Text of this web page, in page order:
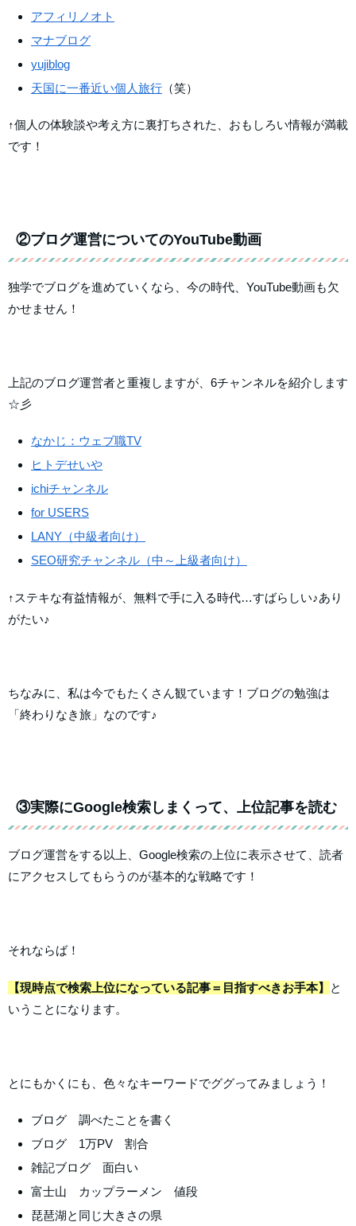
アフィリノオト
マナブログ
yujiblog
天国に一番近い個人旅行 （笑）
↑個人の体験談や考え方に裏打ちされた、おもしろい情報が満載
です！
②ブログ運営についてのYouTube動画
独学でブログを進めていくなら、今の時代、YouTube動画も欠
かせません！
上記のブログ運営者と重複しますが、6チャンネルを紹介します
☆彡
なかじ：ウェブ職TV
ヒトデせいや
ichiチャンネル
for USERS
LANY（中級者向け）
SEO研究チャンネル（中～上級者向け）
↑ステキな有益情報が、無料で手に入る時代…すばらしい♪あり
がたい♪
ちなみに、私は今でもたくさん観ています！ブログの勉強は
「終わりなき旅」なのです♪
③実際にGoogle検索しまくって、上位記事を読む
ブログ運営をする以上、Google検索の上位に表示させて、読者
にアクセスしてもらうのが基本的な戦略です！
それならば！
【現時点で検索上位になっている記事＝目指すべきお手本】
と
いうことになります。
とにもかくにも、色々なキーワードでググってみましょう！
ブログ 調べたことを書く
ブログ 1万PV 割合
雑記ブログ 面白い
富士山 カップラーメン 値段
琵琶湖と同じ大きさの県